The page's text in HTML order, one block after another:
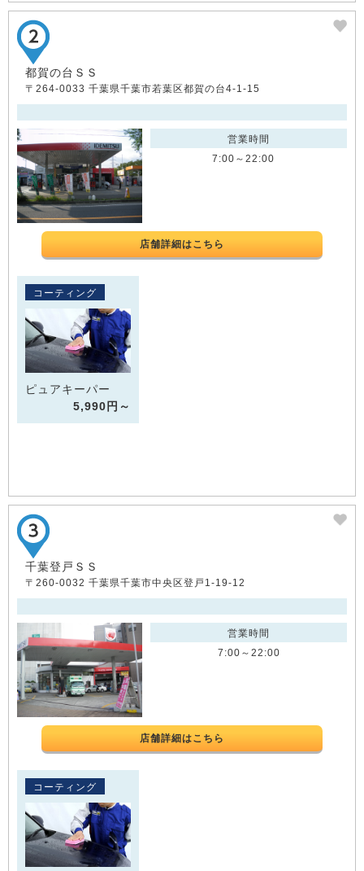
都賀の台ＳＳ
〒264-0033 千葉県千葉市若葉区都賀の台4-1-15
営業時間
7:00～22:00
店舗詳細はこちら
コーティング
ピュアキーパー
5,990円～
千葉登戸ＳＳ
〒260-0032 千葉県千葉市中央区登戸1-19-12
営業時間
7:00～22:00
店舗詳細はこちら
コーティング